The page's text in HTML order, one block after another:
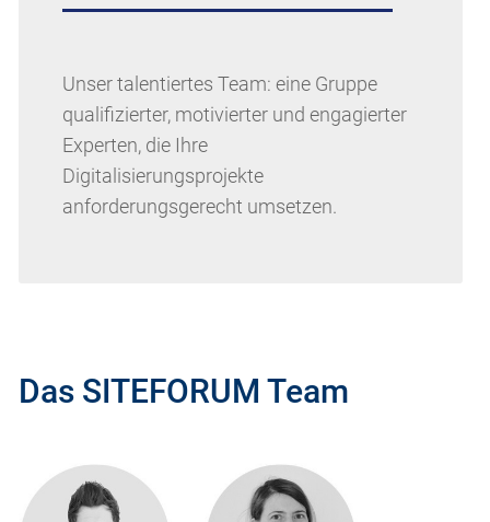
Unser talentiertes Team: eine Gruppe
qualifizierter, motivierter und engagierter
Experten, die Ihre
Digitalisierungsprojekte
anforderungsgerecht umsetzen.
Das SITEFORUM Team